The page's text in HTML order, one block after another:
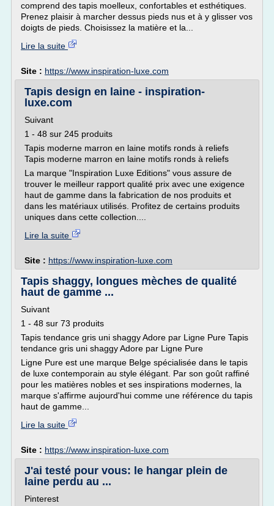
comprend des tapis moelleux, confortables et esthétiques.
Prenez plaisir à marcher dessus pieds nus et à y glisser vos
doigts de pieds. Choisissez la matière et la...
Lire la suite
Site : https://www.inspiration-luxe.com
Tapis design en laine - inspiration-
luxe.com
Suivant
1 - 48 sur 245 produits
Tapis moderne marron en laine motifs ronds à reliefs
Tapis moderne marron en laine motifs ronds à reliefs
La marque "Inspiration Luxe Editions" vous assure de
trouver le meilleur rapport qualité prix avec une exigence
haut de gamme dans la fabrication de nos produits et
dans les matériaux utilisés. Profitez de certains produits
uniques dans cette collection....
Lire la suite
Site : https://www.inspiration-luxe.com
Tapis shaggy, longues mèches de qualité
haut de gamme ...
Suivant
1 - 48 sur 73 produits
Tapis tendance gris uni shaggy Adore par Ligne Pure Tapis
tendance gris uni shaggy Adore par Ligne Pure
Ligne Pure est une marque Belge spécialisée dans le tapis
de luxe contemporain au style élégant. Par son goût raffiné
pour les matières nobles et ses inspirations modernes, la
marque s'affirme aujourd'hui comme une référence du tapis
haut de gamme...
Lire la suite
Site : https://www.inspiration-luxe.com
J'ai testé pour vous: le hangar plein de
laine perdu au ...
Pinterest